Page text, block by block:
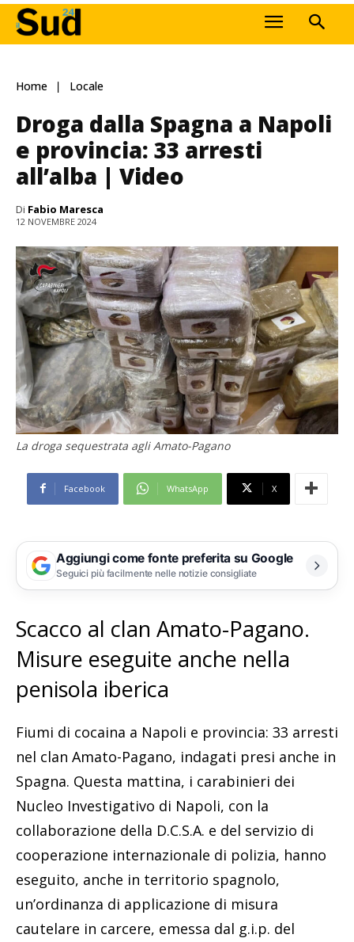
Home Locale
Droga dalla Spagna a Napoli
e provincia: 33 arresti
all’alba | Video
Di Fabio Maresca
12 NOVEMBRE 2024
La droga sequestrata agli Amato-Pagano
Facebook WhatsApp X
Aggiungi come fonte preferita su Google
Seguici più facilmente nelle notizie consigliate
Scacco al clan Amato-Pagano.
Misure eseguite anche nella
penisola iberica
Fiumi di cocaina a Napoli e provincia: 33 arresti
nel clan Amato-Pagano, indagati presi anche in
Spagna. Questa mattina, i carabinieri dei
Nucleo Investigativo di Napoli, con la
collaborazione della D.C.S.A. e del servizio di
cooperazione internazionale di polizia, hanno
eseguito, anche in territorio spagnolo,
un’ordinanza di applicazione di misura
cautelare in carcere, emessa dal g.i.p. del